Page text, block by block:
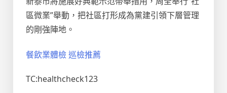
區微業”舉動，把社區打形成為黨建引領下層管理
的剛強陣地。
餐飲業體檢巡檢推薦
TC:healthcheck123